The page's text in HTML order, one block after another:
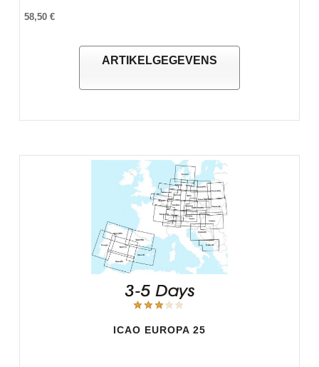
58,50 €
ARTIKELGEGEVENS
ICAO EUROPA 25